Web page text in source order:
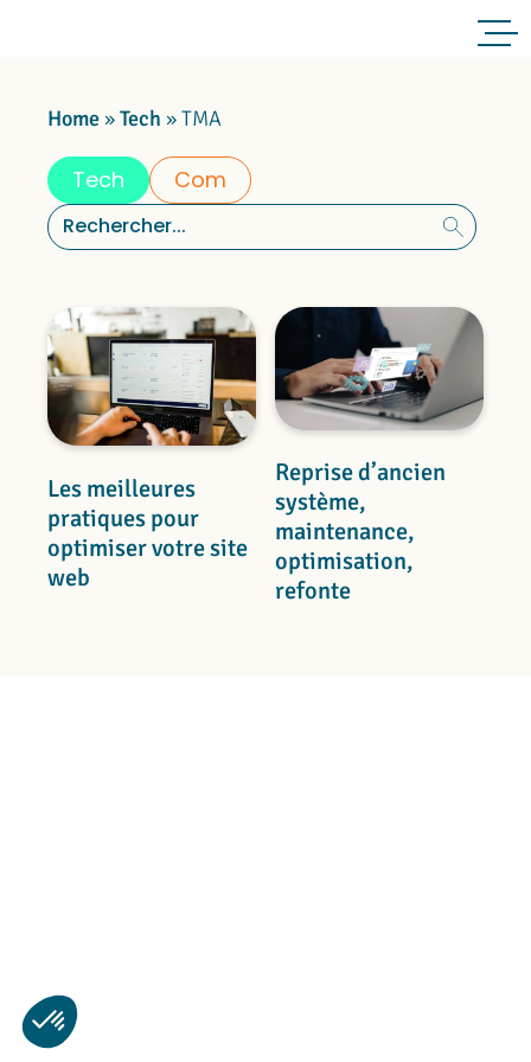
Home»Tech »TMA
Tech Com
Rechercher :
Les meilleures
pratiques pour
optimiser votre site
web
Reprise d’ancien
système,
maintenance,
optimisation,
refonte